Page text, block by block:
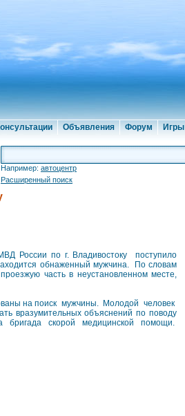
Объявления Форум Игры
Например: автоцентр
Расширенный поиск
России по г. Владивостоку поступило
обнаженный мужчина. По словам
часть в неустановленном месте,
на поиск мужчины. Молодой человек
вразумительных объяснений по поводу
скорой медицинской помощи.